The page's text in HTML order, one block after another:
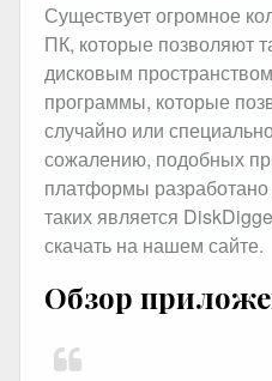
Существует огромное
ПК, которые позволяют
дисковым
программы, которые
случайно или
сожалению, подобных
платформы
таких является
скачать на нашем сайте.
Обзор